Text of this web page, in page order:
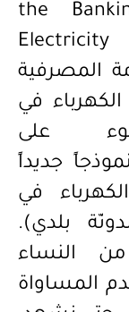
the
المصرفية
في
على
جديداً
في
بلدي).
النساء
المساواة